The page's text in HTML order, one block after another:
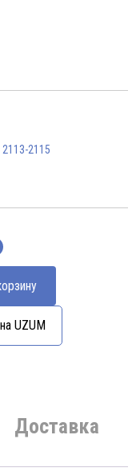
2113-2115
UZUM
Доставка